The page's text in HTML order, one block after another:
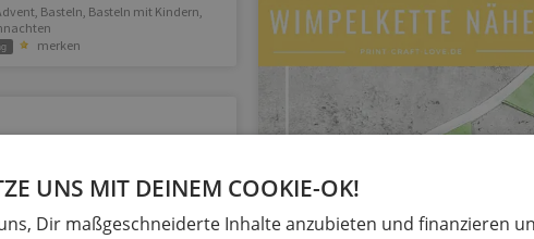
Basteln Basteln mit Kindern
merken
UNS MIT DEINEM COOKIE-OK!
Dir maßgeschneiderte Inhalte anzubieten und finanzieren